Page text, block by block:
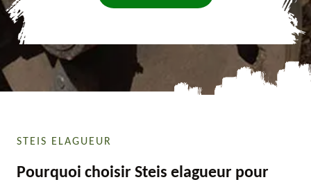
STEIS ELAGUEUR
Pourquoi choisir Steis elagueur pour